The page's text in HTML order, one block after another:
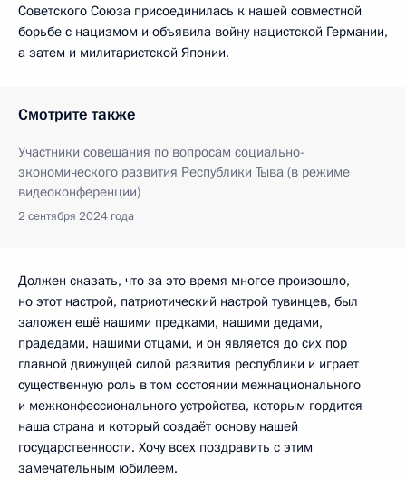
Советского Союза присоединилась к нашей совместной
борьбе с нацизмом и объявила войну нацистской Германии,
а затем и милитаристской Японии.
Смотрите также
Участники совещания по вопросам социально-
экономического развития Республики Тыва (в режиме
видеоконференции)
2 сентября 2024 года
Должен сказать, что за это время многое произошло,
но этот настрой, патриотический настрой тувинцев, был
заложен ещё нашими предками, нашими дедами,
прадедами, нашими отцами, и он является до сих пор
главной движущей силой развития республики и играет
существенную роль в том состоянии межнационального
и межконфессионального устройства, которым гордится
наша страна и который создаёт основу нашей
государственности. Хочу всех поздравить с этим
замечательным юбилеем.